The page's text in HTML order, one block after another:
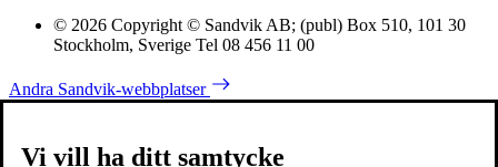
© 2026 Copyright © Sandvik AB; (publ) Box 510, 101 30
Stockholm, Sverige Tel 08 456 11 00
Andra Sandvik-webbplatser
Vi vill ha ditt samtycke